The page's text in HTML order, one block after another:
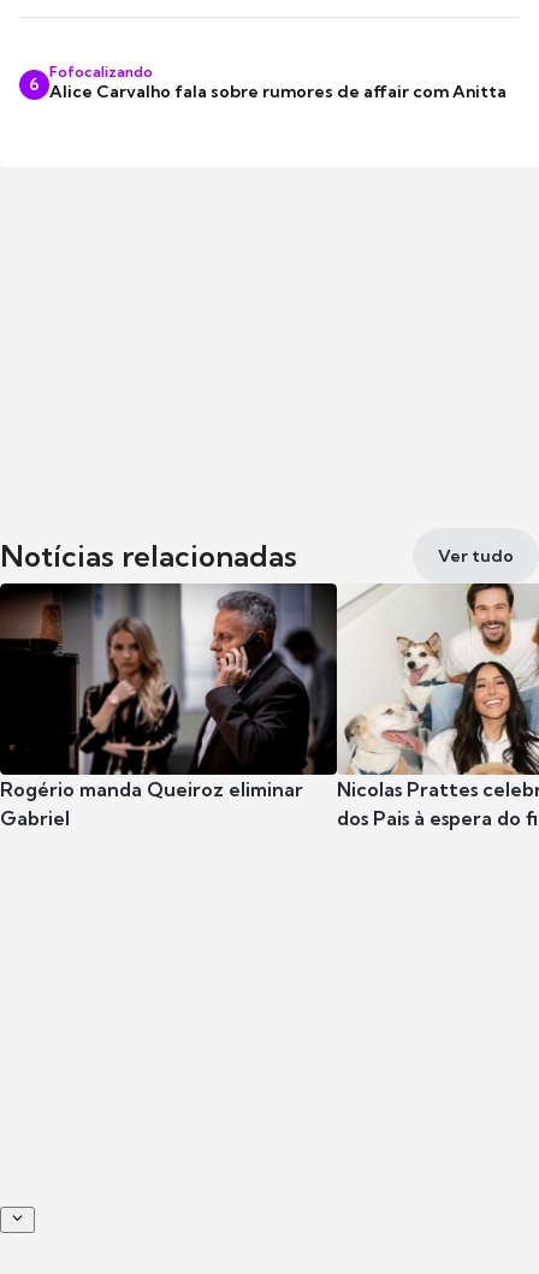
6
Fofocalizando
Alice Carvalho fala sobre rumores de affair com Anitta
Notícias relacionadas Ver tudo
Rogério manda Queiroz eliminar
Gabriel
Nicolas Prattes
dos Pais à espera do